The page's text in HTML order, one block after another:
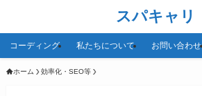
スパキャリ
コーディング 私たちについて お問い合わせ
ホーム 効率化・SEO等